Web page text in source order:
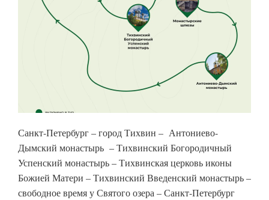
Санкт-Петербург – город Тихвин – Антониево-
Дымский монастырь – Тихвинский Богородичный
Успенский монастырь – Тихвинская церковь иконы
Божией Матери – Тихвинский Введенский монастырь –
свободное время у Святого озера – Санкт-Петербург